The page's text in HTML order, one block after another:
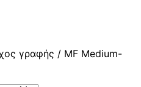
γραφής / MF Medium-